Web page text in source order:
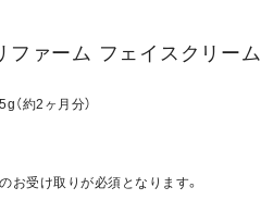
ファーム フェイスクリーム
（約2ヶ月分）
お受け取りが必須となります。